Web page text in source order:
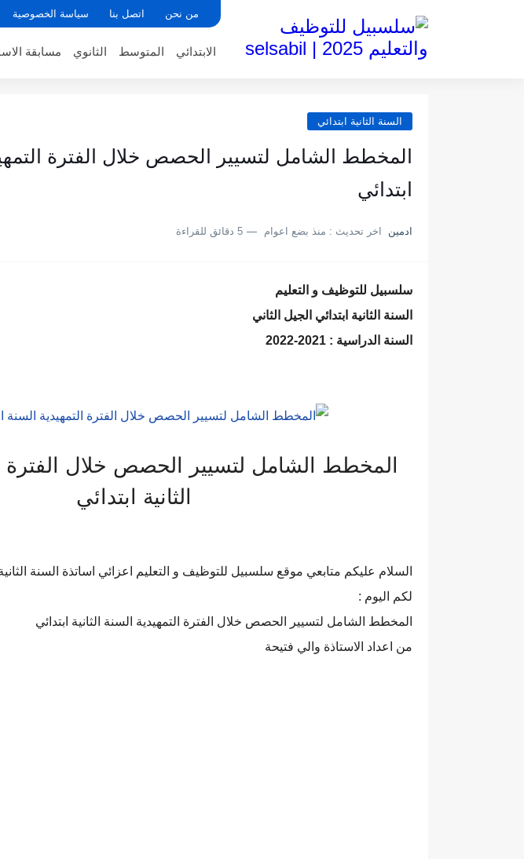
من نحن اتصل بنا سياسة الخصوصية
الابتدائي المتوسط الثانوي مسابقة
السنة الثانية ابتدائي
المخطط الشامل لتسيير الحصص خلال الفترة
ابتدائي
ادمين اخر تحديث : منذ بضع اعوام 5 دقائق للقراءة
سلسبيل للتوظيف و التعليم
السنة الثانية ابتدائي الجيل الثاني
السنة الدراسية : 2021-2022
المخطط الشامل لتسيير الحصص خلال الفترة
الثانية ابتدائي
السلام عليكم متابعي موقع سلسبيل للتوظيف و التعليم اعزائي اساتذة السنة الثانية
لكم اليوم :
المخطط الشامل لتسيير الحصص خلال الفترة التمهيدية السنة الثانية ابتدائي
من اعداد الاستاذة والي فتيحة